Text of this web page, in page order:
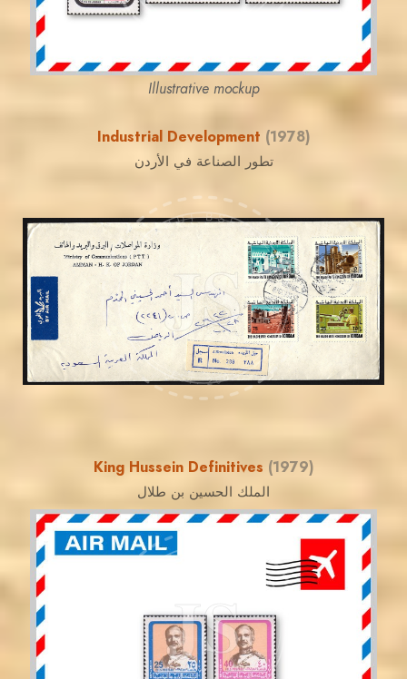
Illustrative mockup
Industrial Development (1978)
تطور الصناعة في الأردن
JS
MAHDI BSEISO
EST. 2007
King Hussein Definitives (1979)
الملك الحسين بن طلال
JS
JORDANSTAMPS.COM